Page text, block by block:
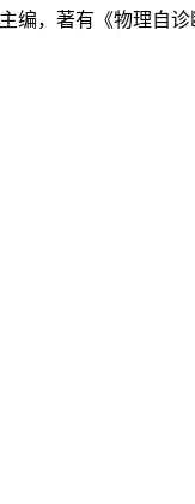
编，著有《物理自